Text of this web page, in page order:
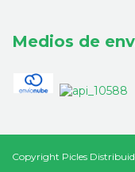
Medios de
Copyright Picles